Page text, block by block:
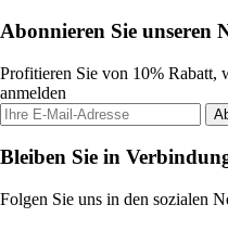
Abonnieren Sie unseren
Profitieren Sie von 10% Rabatt,
anmelden
Bleiben Sie in
Folgen Sie uns in den sozialen